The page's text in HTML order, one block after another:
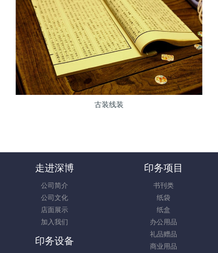
古装线装
走进深博
公司简介
公司文化
店面展示
加入我们
印务项目
书刊类
纸袋
纸盒
办公用品
礼品赠品
商业用品
印务设备